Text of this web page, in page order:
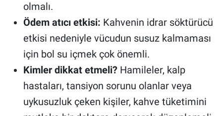
olmalı.
Ödem atıcı etkisi: Kahvenin idrar söktürücü
etkisi nedeniyle vücudun susuz kalmaması
için bol su içmek çok önemli.
Kimler dikkat etmeli?Hamileler, kalp
hastaları, tansiyon sorunu olanlar veya
uykusuzluk çeken kişiler, kahve tüketimini